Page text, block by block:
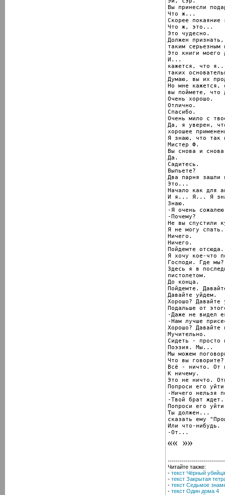
Вы принесли
Что ж...
Скорее покаяние
Что ж, это...
Это чудесно.
Должен
таким
Это книги моего
И...
кажется, что
таких
Думаю, вы их
Но мне
вы поймете, что
Очень хорошо.
Отлично.
Спасибо.
Очень мило с
Да, я уверен,
хорошее
Я знаю, что так
Мистер Ф.
Вы снова и
Да.
Садитесь.
Выпьете?
Два парня зашли
Это...
Начало как для
И я... Я... Я
Знаю.
-Я очень
-Почему?
Не вы спустили
Я не могу
Ничего.
Ничего.
Пойдемте отсюда.
Я хочу кое-что
Господи. Где мы?
Здесь я в
пистолетом.
До конца.
Пойдемте.
Давайте уйдем.
Хорошо? Давайте
Подальше от
-Даже не видел
-Нам лучше
Хорошо? Давайте
Мучительно.
Сидеть - просто
Поэзия. Мы...
Мы можем
Что вы
Всё - ничто. От
К ничему.
Это не ничто.
Попроси его
-Ничего нельзя
-Твой брат ждет.
Попроси его
Ты должен...
сказать ему
Или что-нибудь.
-От...
Читайте также:
- текст Чёрный убийца
- текст Закрытая
- текст Седьмое
- текст Один дома 4